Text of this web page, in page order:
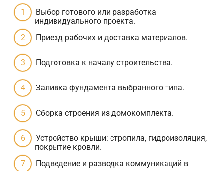
Выбор готового или разработка
индивидуального проекта.
Приезд рабочих и доставка материалов.
Подготовка к началу строительства.
Заливка фундамента выбранного типа.
Сборка строения из домокомплекта.
Устройство крыши: стропила, гидроизоляция,
покрытие кровли.
Подведение и разводка коммуникаций в